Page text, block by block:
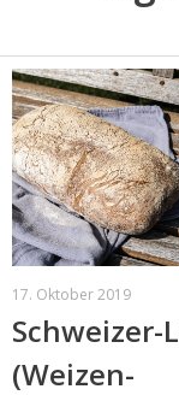
17. Oktober 2019
Schweizer-
(Weizen-